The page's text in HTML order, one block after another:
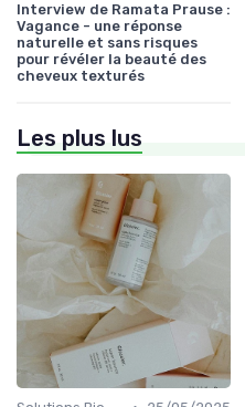
Interview de Ramata Prause :
Vagance - une réponse
naturelle et sans risques
pour révéler la beauté des
cheveux texturés
Les plus lus